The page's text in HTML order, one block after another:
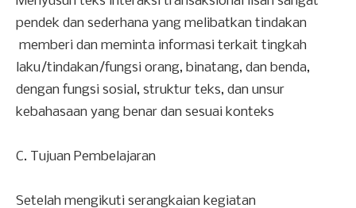
pendek dan sederhana yang melibatkan tindakan
memberi dan meminta informasi terkait tingkah
laku/tindakan/fungsi orang, binatang, dan benda,
dengan fungsi sosial, struktur teks, dan unsur
kebahasaan yang benar dan sesuai konteks
C. Tujuan Pembelajaran
Setelah mengikuti serangkaian kegiatan